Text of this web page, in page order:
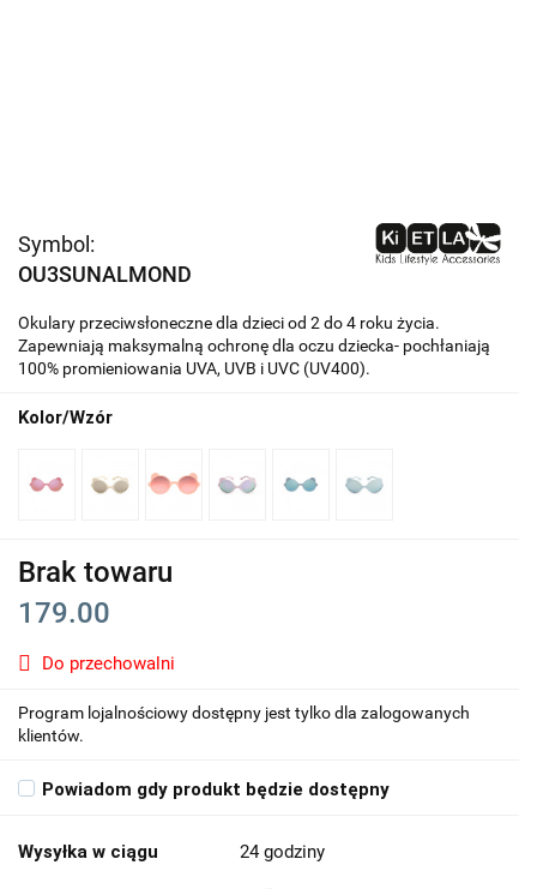
Symbol:
OU3SUNALMOND
Okulary przeciwsłoneczne dla dzieci od 2 do 4 roku życia.
Zapewniają maksymalną ochronę dla oczu dziecka- pochłaniają
100% promieniowania UVA, UVB i UVC (UV400).
Kolor/Wzór
Brak towaru
179.00
Do przechowalni
Program lojalnościowy dostępny jest tylko dla zalogowanych
klientów.
Powiadom gdy produkt będzie dostępny
Wysyłka w ciągu 24 godziny